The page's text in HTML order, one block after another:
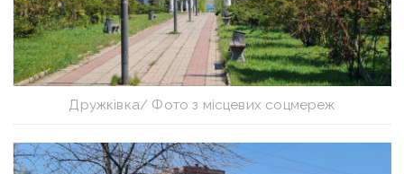
Дружківка/ Фото з місцевих соцмереж